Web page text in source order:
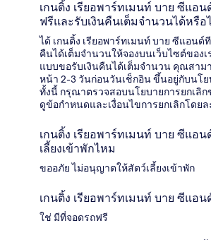
เกนติ้ง เรียอพาร์ทเมนท์ บาย ซีแอ
ฟรีและรับเงินคืนเต็มจำนวนได้หรือ
ได้ เกนติ้ง เรียอพาร์ทเมนท์ บาย ซีแอน
คืนได้เต็มจำนวนให้จองบนเว็บไซต์ของ
แบบขอรับเงินคืนได้เต็มจำนวน คุณสามา
หน้า 2-3 วันก่อนวันเช็กอิน ขึ้นอยู่กับนโ
ทั้งนี้ กรุณาตรวจสอบนโยบายการยกเลิก
ดูข้อกำหนดและเงื่อนไขการยกเลิกโดยล
เกนติ้ง เรียอพาร์ทเมนท์ บาย ซีแอ
เลี้ยงเข้าพักไหม
ขออภัย ไม่อนุญาตให้สัตว์เลี้ยงเข้าพัก
เกนติ้ง เรียอพาร์ทเมนท์ บาย ซีแอ
ใช่ มีที่จอดรถฟรี